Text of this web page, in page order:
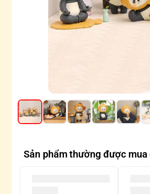
Sản phẩm thường được mua